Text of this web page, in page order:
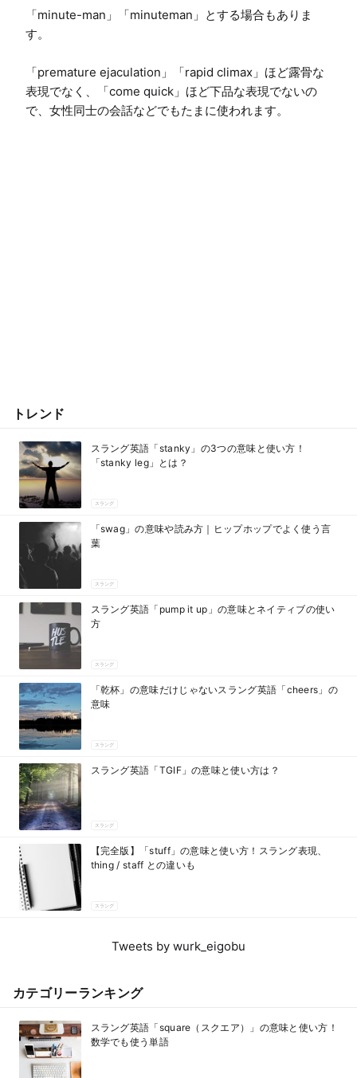
「minute-man」「minuteman」とする場合もありま
す。
「premature ejaculation」「rapid climax」ほど露骨な
表現でなく、「come quick」ほど下品な表現でないの
で、女性同士の会話などでもたまに使われます。
トレンド
スラング英語「stanky」の3つの意味と使い方！
「stanky leg」とは？
スラング
「swag」の意味や読み方｜ヒップホップでよく使う言
葉
スラング
スラング英語「pump it up」の意味とネイティブの使い
方
スラング
「乾杯」の意味だけじゃないスラング英語「cheers」の
意味
スラング
スラング英語「TGIF」の意味と使い方は？
スラング
【完全版】「stuff」の意味と使い方！スラング表現、
thing / staff との違いも
スラング
Tweets by wurk_eigobu
カテゴリーランキング
スラング英語「square（スクエア）」の意味と使い方！
数学でも使う単語